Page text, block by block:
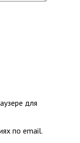
для
по email.